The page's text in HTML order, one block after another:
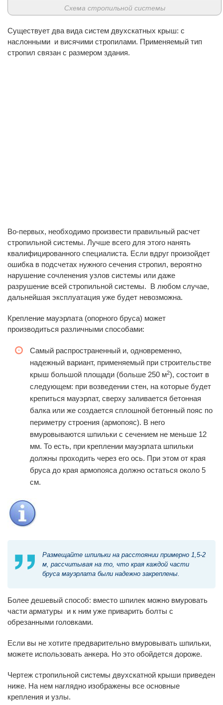
Схема стропильной системы
Существует два вида систем двухскатных крыш: с
наслонными и висячими стропилами. Применяемый тип
стропил связан с размером здания.
Во-первых, необходимо произвести правильный расчет
стропильной системы. Лучше всего для этого нанять
квалифицированного специалиста. Если вдруг произойдет
ошибка в подсчетах нужного сечения стропил, вероятно
нарушение сочленения узлов системы или даже
разрушение всей стропильной системы. В любом случае,
дальнейшая эксплуатация уже будет невозможна.
Крепление мауэрлата (опорного бруса) может
производиться различными способами:
Самый распространенный и, одновременно,
надежный вариант, применяемый при строительстве
крыш большой площади (больше 250 м2), состоит в
следующем: при возведении стен, на которые будет
крепиться мауэрлат, сверху заливается бетонная
балка или же создается сплошной бетонный пояс по
периметру строения (армопояс). В него
вмуровываются шпильки с сечением не меньше 12
мм. То есть, при креплении мауэрлата шпильки
должны проходить через его ось. При этом от края
бруса до края армопояса должно остаться около 5
см.
Размещайте шпильки на расстоянии примерно 1,5-2
м, рассчитывая на то, что края каждой части
бруса мауэрлата были надежно закреплены.
Более дешевый способ: вместо шпилек можно вмуровать
части арматуры и к ним уже приварить болты с
обрезанными головками.
Если вы не хотите предварительно вмуровывать шпильки,
можете использовать анкера. Но это обойдется дороже.
Чертеж стропильной системы двухскатной крыши приведен
ниже. На нем наглядно изображены все основные
крепления и узлы.